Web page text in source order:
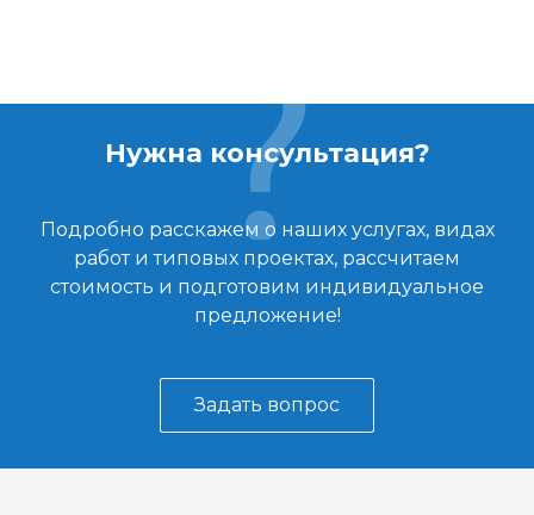
Нужна консультация?
Подробно расскажем о наших услугах, видах
работ и типовых проектах, рассчитаем
стоимость и подготовим индивидуальное
предложение!
Задать вопрос